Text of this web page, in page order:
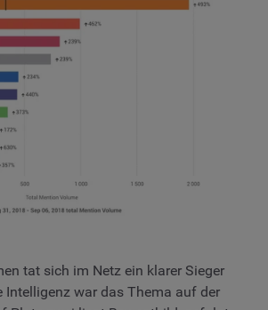
tat sich im Netz ein klarer Sieger
Intelligenz war das Thema auf der